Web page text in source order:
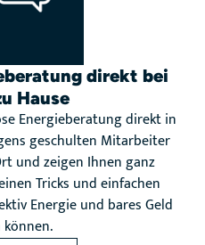
direkt bei
Hause
Energieberatung direkt in
geschulten Mitarbeiter
und zeigen Ihnen ganz
Tricks und einfachen
Energie und bares Geld